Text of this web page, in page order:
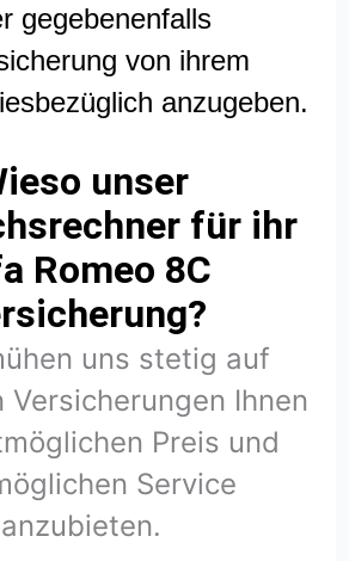
gegebenenfalls
von ihrem
anzugeben.
unser
für ihr
Romeo 8C
uns stetig auf
Ihnen
Preis und
Service
anzubieten.